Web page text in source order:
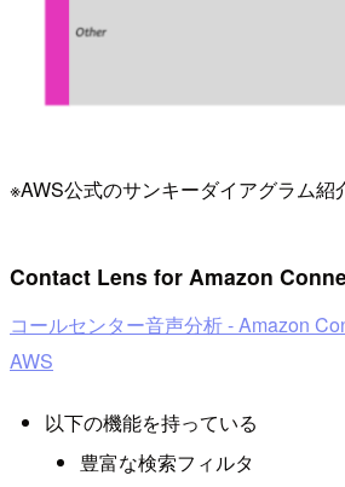
※AWS公式のサンキーダイアグラム紹
Contact Lens for Amazon
コールセンター音声分析 - Amazon
AWS
以下の機能を持っている
豊富な検索フィルタ